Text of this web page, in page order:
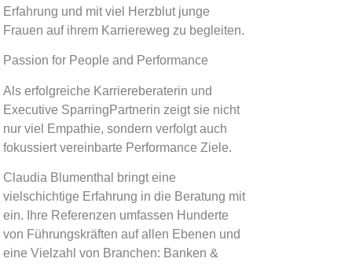
Erfahrung und mit viel Herzblut junge
Frauen auf ihrem Karriereweg zu begleiten.
Passion for People and Performance
Als erfolgreiche Karriereberaterin und
Executive SparringPartnerin zeigt sie nicht
nur viel Empathie, sondern verfolgt auch
fokussiert vereinbarte Performance Ziele.
Claudia Blumenthal bringt eine
vielschichtige Erfahrung in die Beratung mit
ein. Ihre Referenzen umfassen Hunderte
von Führungskräften auf allen Ebenen und
eine Vielzahl von Branchen: Banken &